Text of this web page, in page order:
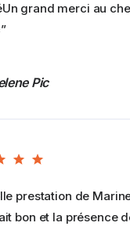
grand merci au
Pic
prestation de
bon et la présence